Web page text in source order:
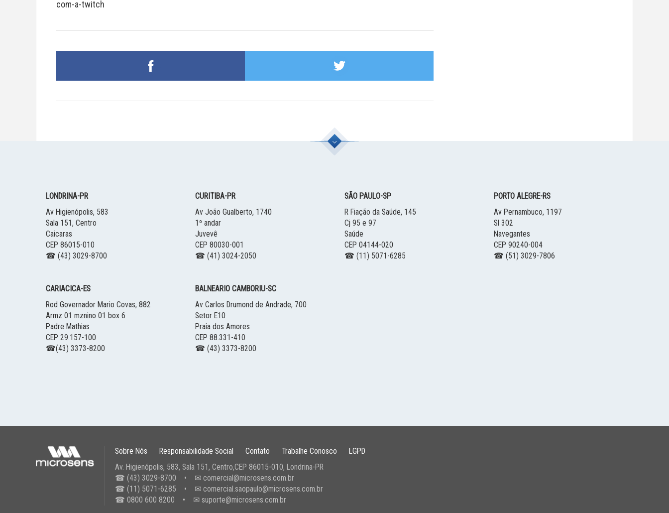
com-a-twitch
LONDRINA-PR
Av Higienópolis, 583
Sala 151, Centro
Caicaras
CEP 86015-010
☎ (43) 3029-8700
CURITIBA-PR
Av João Gualberto, 1740
1º andar
Juvevê
CEP 80030-001
☎ (41) 3024-2050
SÃO PAULO-SP
R Fiação da Saúde, 145
Cj 95 e 97
Saúde
CEP 04144-020
☎ (11) 5071-6285
PORTO ALEGRE-RS
Av Pernambuco, 1197
Sl 302
Navegantes
CEP 90240-004
☎ (51) 3029-7806
CARIACICA-ES
Rod Governador Mario Covas, 882
Armz 01 mznino 01 box 6
Padre Mathias
CEP 29.157-100
☎(43) 3373-8200
BALNEARIO CAMBORIU-SC
Av Carlos Drumond de Andrade, 700
Setor E10
Praia dos Amores
CEP 88.331-410
☎ (43) 3373-8200
Sobre Nós Responsabilidade Social Contato Trabalhe Conosco
LGPD
Av. Higienópolis, 583, Sala 151, Centro,CEP 86015-010, Londrina-PR
☎ (43) 3029-8700 • ✉ comercial@microsens.com.br
☎ (11) 5071-6285 • ✉ comercial.saopaulo@microsens.com.br
☎ 0800 600 8200 • ✉ suporte@microsens.com.br